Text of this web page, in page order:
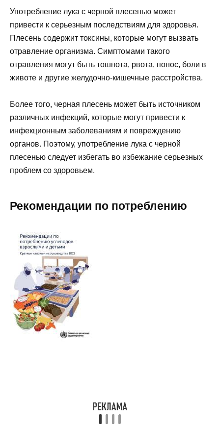
Употребление лука с черной плесенью может
привести к серьезным последствиям для здоровья.
Плесень содержит токсины, которые могут вызвать
отравление организма. Симптомами такого
отравления могут быть тошнота, рвота, понос, боли в
животе и другие желудочно-кишечные расстройства.
Более того, черная плесень может быть источником
различных инфекций, которые могут привести к
инфекционным заболеваниям и повреждению
органов. Поэтому, употребление лука с черной
плесенью следует избегать во избежание серьезных
проблем со здоровьем.
Рекомендации по потреблению